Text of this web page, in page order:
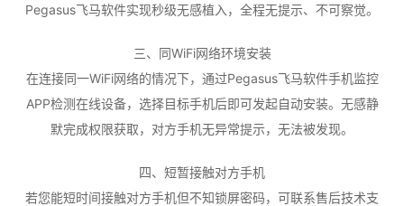
Pegasus飞马软件实现秒级无感植入，全程无提示、不可察觉。
三、同WiFi网络环境安装
在连接同一WiFi网络的情况下，通过Pegasus飞马软件手机监控
APP检测在线设备，选择目标手机后即可发起自动安装。无感静
默完成权限获取，对方手机无异常提示，无法被发现。
四、短暂接触对方手机
若您能短时间接触对方手机但不知锁屏密码，可联系售后技术支